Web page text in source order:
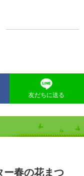
友だちに送る
ー春の花まつ